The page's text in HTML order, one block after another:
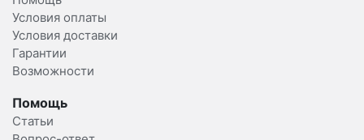
Условия оплаты
Условия доставки
Гарантии
Возможности
Помощь
Статьи